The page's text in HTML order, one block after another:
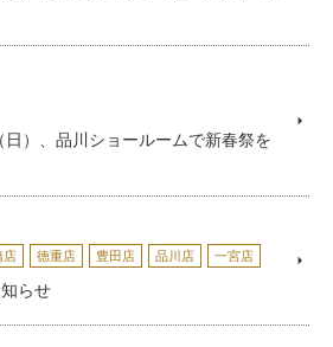
）、品川ショールームで新春祭を
店 徳重店 豊田店 品川店 一宮店
らせ